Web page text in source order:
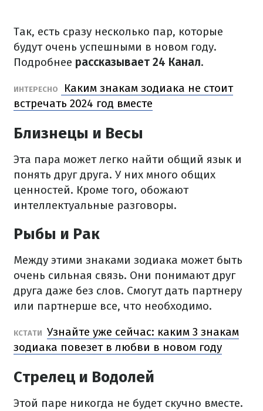
Так, есть сразу несколько пар, которые
будут очень успешными в новом году.
Подробнее рассказывает 24 Канал.
ИНТЕРЕСНО
Каким знакам зодиака не стоит
встречать 2024 год вместе
Близнецы и Весы
Эта пара может легко найти общий язык и
понять друг друга. У них много общих
ценностей. Кроме того, обожают
интеллектуальные разговоры.
Рыбы и Рак
Между этими знаками зодиака может быть
очень сильная связь. Они понимают друг
друга даже без слов. Смогут дать партнеру
или партнерше все, что необходимо.
КСТАТИ Узнайте уже сейчас: каким 3 знакам
зодиака повезет в любви в новом году
Стрелец и Водолей
Этой паре никогда не будет скучно вместе.